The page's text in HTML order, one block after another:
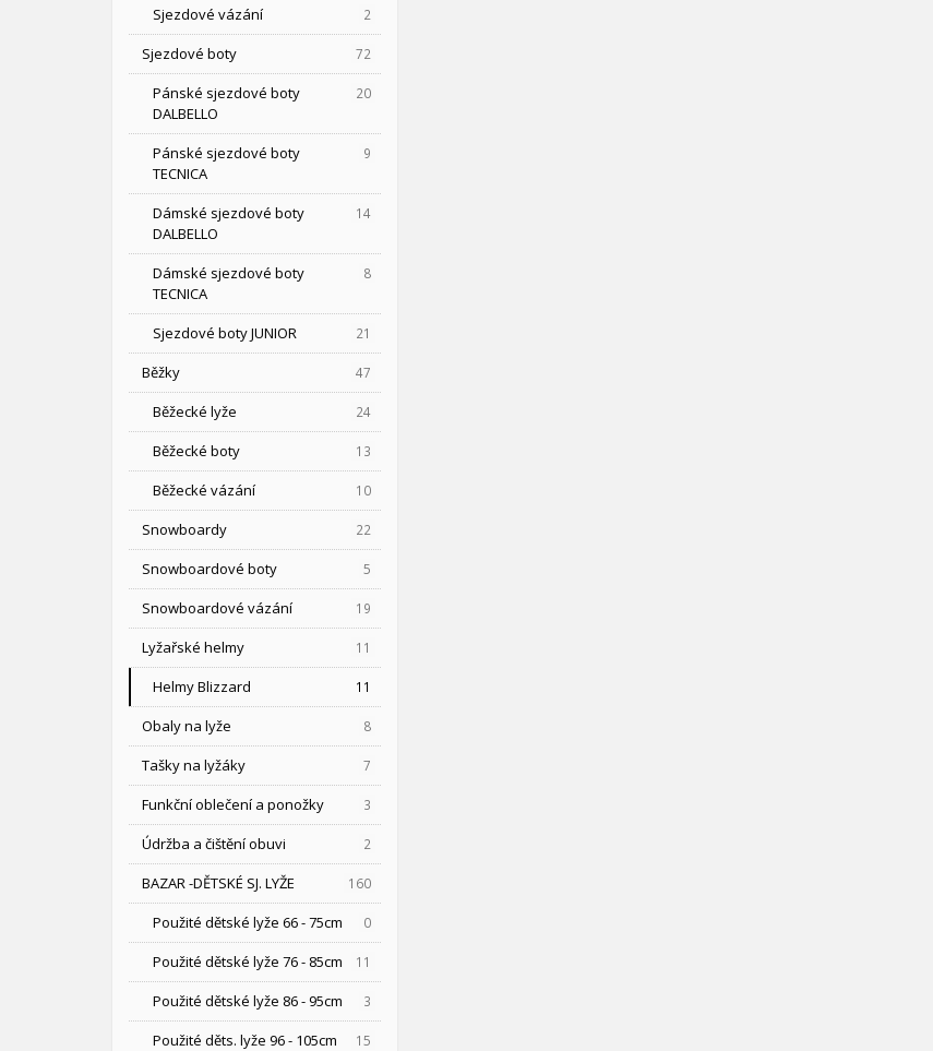
Sjezdové vázání 2
Sjezdové boty 72
Pánské sjezdové boty
DALBELLO
20
Pánské sjezdové boty
TECNICA
9
Dámské sjezdové boty
DALBELLO
14
Dámské sjezdové boty
TECNICA
8
Sjezdové boty JUNIOR 21
Běžky 47
Běžecké lyže 24
Běžecké boty 13
Běžecké vázání 10
Snowboardy 22
Snowboardové boty 5
Snowboardové vázání 19
Lyžařské helmy 11
Helmy Blizzard 11
Obaly na lyže 8
Tašky na lyžáky 7
Funkční oblečení a ponožky 3
Údržba a čištění obuvi 2
BAZAR -DĚTSKÉ SJ. LYŽE 160
Použité dětské lyže 66 - 75cm 0
Použité dětské lyže 76 - 85cm 11
Použité dětské lyže 86 - 95cm 3
Použité děts. lyže 96 - 105cm 15